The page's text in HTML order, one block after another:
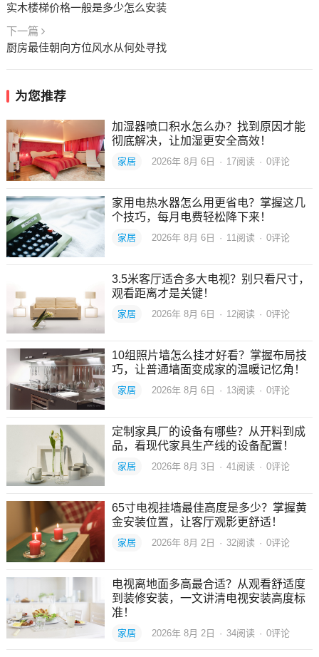
实木楼梯价格一般是多少怎么安装
下一篇
厨房最佳朝向方位风水从何处寻找
为您推荐
加湿器喷口积水怎么办？找到原因才能
彻底解决，让加湿更安全高效！
家居 2026年 8月 6日 · 17阅读 · 0评论
家用电热水器怎么用更省电？掌握这几
个技巧，每月电费轻松降下来！
家居 2026年 8月 6日 · 11阅读 · 0评论
3.5米客厅适合多大电视？别只看尺寸，
观看距离才是关键！
家居 2026年 8月 6日 · 12阅读 · 0评论
10组照片墙怎么挂才好看？掌握布局技
巧，让普通墙面变成家的温暖记忆角！
家居 2026年 8月 6日 · 13阅读 · 0评论
定制家具厂的设备有哪些？从开料到成
品，看现代家具生产线的设备配置！
家居 2026年 8月 3日 · 41阅读 · 0评论
65寸电视挂墙最佳高度是多少？掌握黄
金安装位置，让客厅观影更舒适！
家居 2026年 8月 2日 · 32阅读 · 0评论
电视离地面多高最合适？从观看舒适度
到装修安装，一文讲清电视安装高度标
准！
家居 2026年 8月 2日 · 34阅读 · 0评论